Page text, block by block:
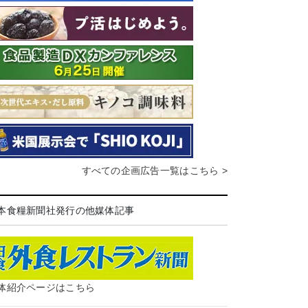
すべての企画広告一覧はこちら >
食糧新聞社発行の他媒体記事
紹介ページはこちら